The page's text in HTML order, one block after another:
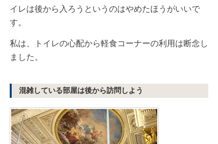
イレは後から入ろうというのはやめたほうがいいで
す。
私は、トイレの心配から軽食コーナーの利用は断念し
ました。
混雑している部屋は後から訪問しよう